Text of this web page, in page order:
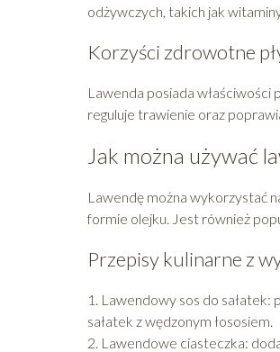
odżywczych, takich jak
Korzyści zdrowotne
Lawenda posiada właściwości
reguluje trawienie oraz
Jak można używać
Lawendę można wykorzystać
formie olejku. Jest również
Przepisy kulinarne z
1. Lawendowy sos do sałatek:
sałatek z wędzonym łososiem.
2. Lawendowe ciasteczka: